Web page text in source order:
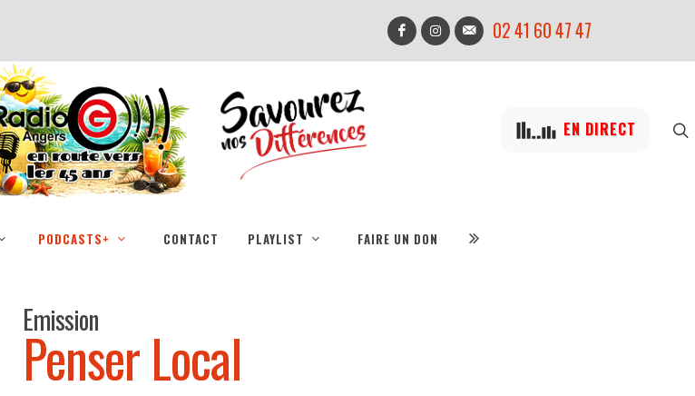
02 41 60 47 47
EN DIRECT
PODCASTS+ CONTACT PLAYLIST FAIRE UN DON
Emission
Penser Local